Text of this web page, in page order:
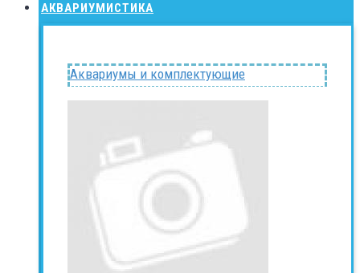
АКВАРИУМИСТИКА
Аквариумы и комплектующие